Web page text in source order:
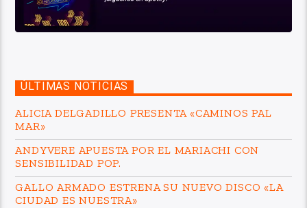
ÚLTIMAS NOTICIAS
ALICIA DELGADILLO PRESENTA «CAMINOS PAL
MAR»
ANDYVERE APUESTA POR EL MARIACHI CON
SENSIBILIDAD POP.
GALLO ARMADO ESTRENA SU NUEVO DISCO «LA
CIUDAD ES NUESTRA»